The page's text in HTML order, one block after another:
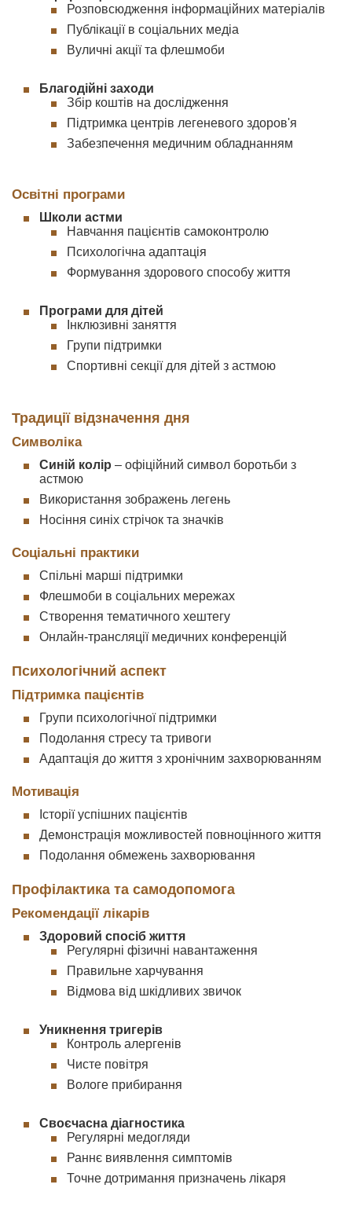
Розповсюдження інформаційних матеріалів
Публікації в соціальних медіа
Вуличні акції та флешмоби
Благодійні заходи
Збір коштів на дослідження
Підтримка центрів легеневого здоров'я
Забезпечення медичним обладнанням
Освітні програми
Школи астми
Навчання пацієнтів самоконтролю
Психологічна адаптація
Формування здорового способу життя
Програми для дітей
Інклюзивні заняття
Групи підтримки
Спортивні секції для дітей з астмою
Традиції відзначення дня
Символіка
Синій колір – офіційний символ боротьби з
астмою
Використання зображень легень
Носіння синіх стрічок та значків
Соціальні практики
Спільні марші підтримки
Флешмоби в соціальних мережах
Створення тематичного хештегу
Онлайн-трансляції медичних конференцій
Психологічний аспект
Підтримка пацієнтів
Групи психологічної підтримки
Подолання стресу та тривоги
Адаптація до життя з хронічним захворюванням
Мотивація
Історії успішних пацієнтів
Демонстрація можливостей повноцінного життя
Подолання обмежень захворювання
Профілактика та самодопомога
Рекомендації лікарів
Здоровий спосіб життя
Регулярні фізичні навантаження
Правильне харчування
Відмова від шкідливих звичок
Уникнення тригерів
Контроль алергенів
Чисте повітря
Вологе прибирання
Своєчасна діагностика
Регулярні медогляди
Раннє виявлення симптомів
Точне дотримання призначень лікаря